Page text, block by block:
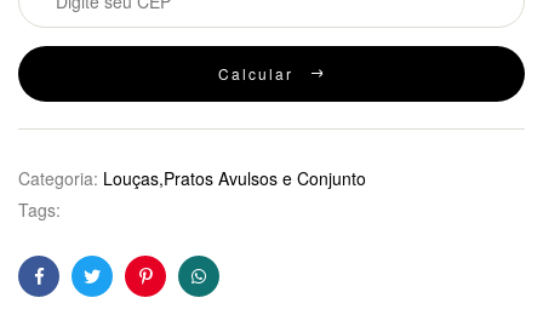
Calcular
Categoria: Louças,Pratos Avulsos e Conjunto
Tags:
FacebookTwitterPinterestWhatsApp